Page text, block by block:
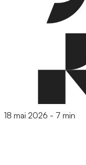
18 mai 2026 - 7 min